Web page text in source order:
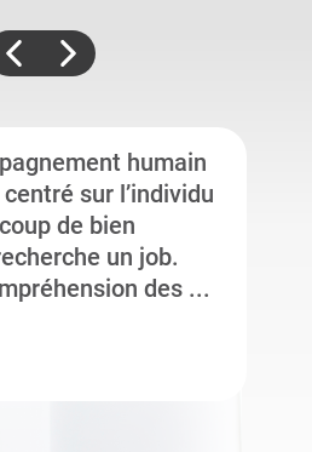
humain
sur l’individu
de bien
un job.
des ...